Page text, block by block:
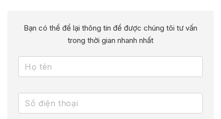
Bạn có thể để lại thông tin để được chúng tôi tư vấn
trong thời gian nhanh nhất